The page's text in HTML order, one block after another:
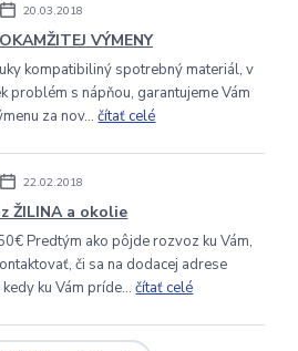
20.03.2018
VÝMENY
kompatibiliný spotrebný materiál, v
problém s nápňou, garantujeme Vám
za nov...čítať celé
22.02.2018
ŽILINA a okolie
Predtým ako pôjde rozvoz ku Vám,
či sa na dodacej adrese
kedy ku Vám príde...čítať celé